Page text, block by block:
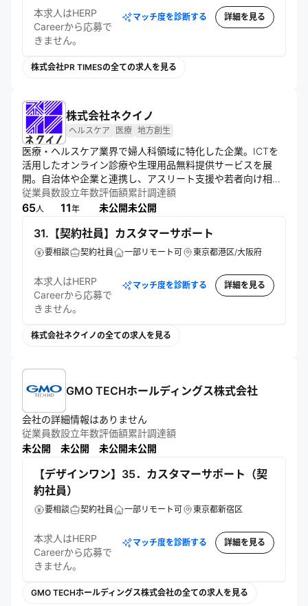
本求人はHERP
Careerから応募で
きません。
マッチ度を診断する 詳細を見る
株式会社PR TIMESの全ての求人を見る
株式会社ネクイノ
ヘルスケア 医療 地方創生
医療・ヘルスケア業界で婦人科領域に特化した企業。ICTを
活用したオンライン診療や生理用品無料提供サービスを展
開。自治体や企業と連携し、アスリート支援や若者向け相談
施設も運営。テクノロジーと対話を通じ、個々のニーズに合
わせた医療環境の創出と社会実装を目指す。
従業員数
65人
設立年数
11年
評価額
未公開
累計調達額
未公開
31.【契約社員】カスタマーサポート
要相談 契約社員 一部リモート可 東京都港区/大阪府
本求人はHERP
Careerから応募で
きません。
マッチ度を診断する 詳細を見る
株式会社ネクイノの全ての求人を見る
GMO TECHホールディングス株式会社
会社の詳細情報はありません
従業員数
未公開
設立年数
未公開
評価額
未公開
累計調達額
未公開
【デザインワン】35．カスタマーサポート（契
約社員）
要相談 契約社員 一部リモート可 東京都新宿区
本求人はHERP
Careerから応募で
きません。
マッチ度を診断する 詳細を見る
GMO TECHホールディングス株式会社の全ての求人を見る